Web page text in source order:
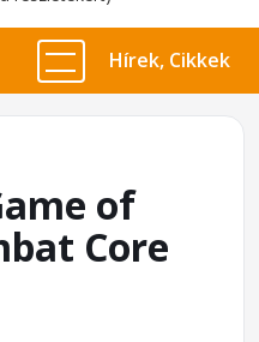
Hírek, Cikkek
of
Core